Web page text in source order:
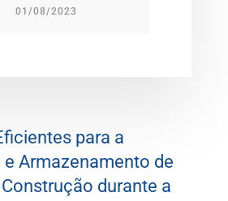
01/08/2023
para a
Armazenamento de
durante a